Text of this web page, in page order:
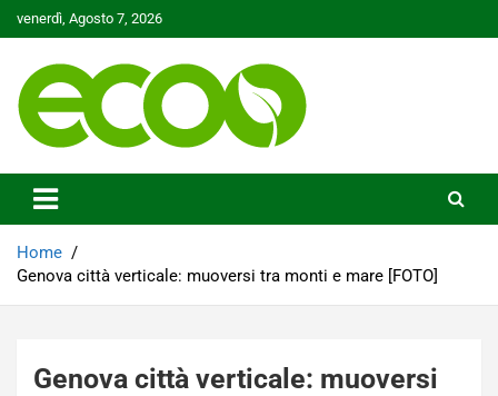
to
venerdì, Agosto 7, 2026
Ecoo.it
Home
Genova città verticale: muoversi tra monti e mare [FOTO]
Genova città verticale: muoversi